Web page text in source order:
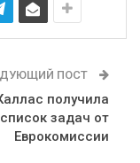
ПОСТ
получила
список задач от
Еврокомиссии